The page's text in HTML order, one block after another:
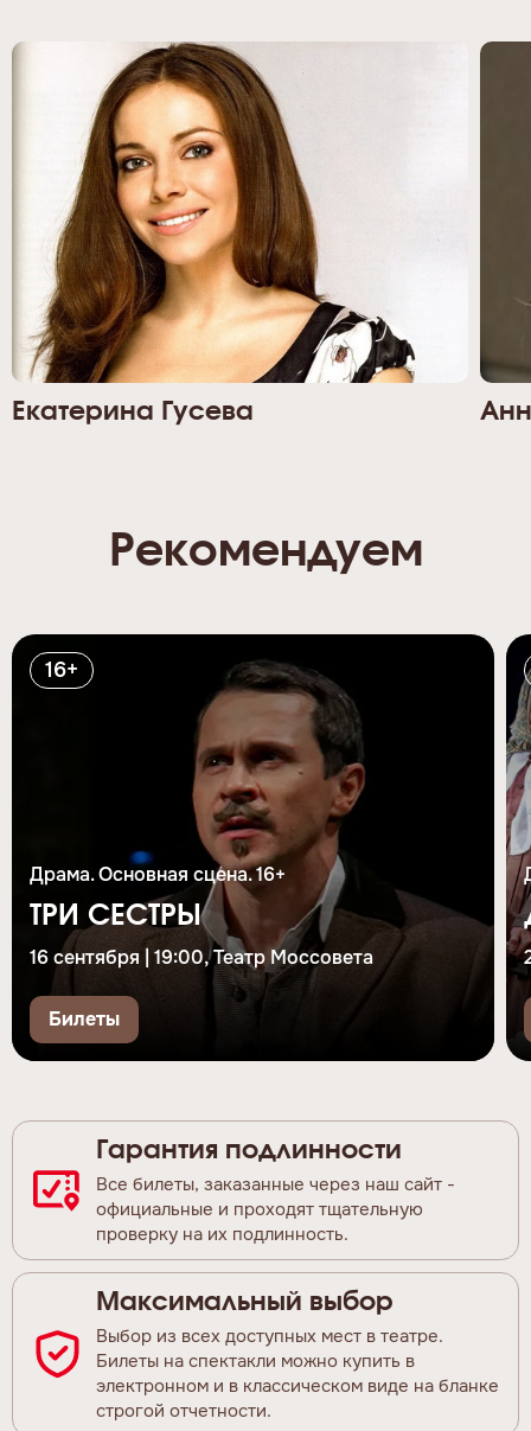
Екатерина Гусева
Рекомендуем
16+
Драма. Основная сцена. 16+
ТРИ СЕСТРЫ
16 сентября | 19:00, Театр Моссовета
Билеты
Гарантия подлинности
Все билеты, заказанные через наш сайт -
официальные и проходят тщательную
проверку на их подлинность.
Максимальный выбор
Выбор из всех доступных мест в театре.
Билеты на спектакли можно купить в
электронном и в классическом виде на бланке
строгой отчетности.